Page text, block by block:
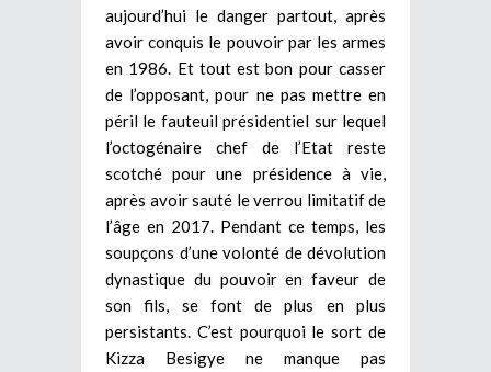
aujourd’hui le danger partout, après
avoir conquis le pouvoir par les armes
en 1986. Et tout est bon pour casser
de l’opposant, pour ne pas mettre en
péril le fauteuil présidentiel sur lequel
l’octogénaire chef de l’Etat reste
scotché pour une présidence à vie,
après avoir sauté le verrou limitatif de
l’âge en 2017. Pendant ce temps, les
soupçons d’une volonté de dévolution
dynastique du pouvoir en faveur de
son fils, se font de plus en plus
persistants. C’est pourquoi le sort de
Kizza Besigye ne manque pas